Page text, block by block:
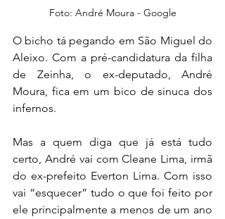
Foto: André Moura - Google
O bicho tá pegando em São Miguel do
Aleixo. Com a pré-candidatura da filha
de Zeinha, o ex-deputado, André
Moura, fica em um bico de sinuca dos
infernos.
Mas a quem diga que já está tudo
certo, André vai com Cleane Lima, irmã
do ex-prefeito Everton Lima. Com isso
vai “esquecer” tudo o que foi feito por
ele principalmente a menos de um ano